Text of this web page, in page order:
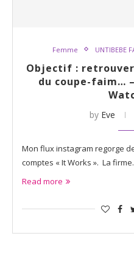
Femme UNTIBEBE
Objectif :
du coupe-faim…
by Eve
Mon flux instagram regorge
comptes « It Works ». La
Read more